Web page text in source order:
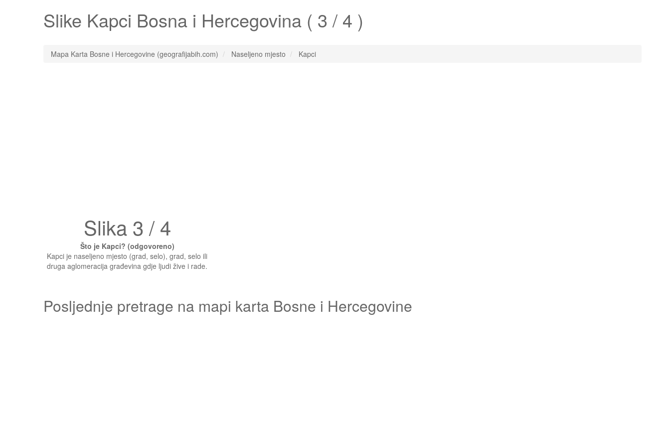
Slike Kapci Bosna i Hercegovina ( 3 / 4 )
Mapa Karta Bosne i Hercegovine (geografijabih.com) Naseljeno mjesto Kapci
Slika 3 / 4
Što je Kapci? (odgovoreno)
Kapci je naseljeno mjesto (grad, selo), grad, selo ili
druga aglomeracija građevina gdje ljudi žive i rade.
Posljednje pretrage na mapi karta Bosne i Hercegovine